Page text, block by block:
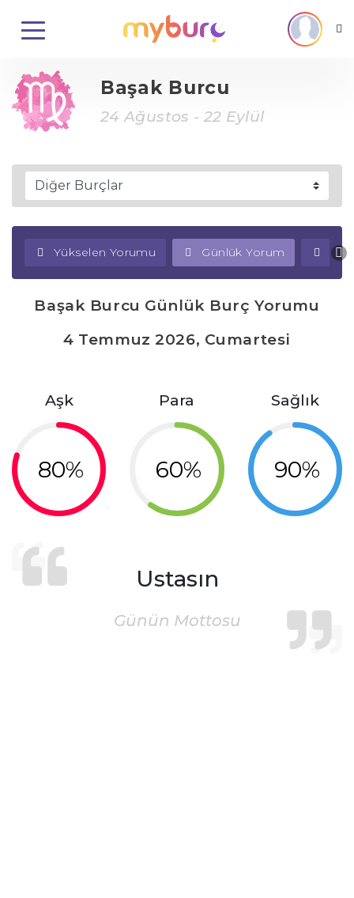
Başak Burcu
24 Ağustos - 22 Eylül
Yükselen Yorumu Günlük Yorum
Başak Burcu Günlük Burç Yorumu
4 Temmuz 2026, Cumartesi
Aşk
80%
Para
60%
Sağlık
90%
Ustasın
Günün Mottosu